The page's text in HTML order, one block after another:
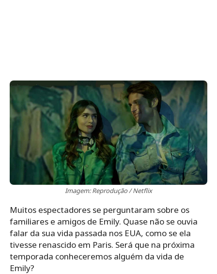
Imagem: Reprodução / Netflix
Muitos espectadores se perguntaram sobre os
familiares e amigos de Emily. Quase não se ouvia
falar da sua vida passada nos EUA, como se ela
tivesse renascido em Paris. Será que na próxima
temporada conheceremos alguém da vida de
Emily?